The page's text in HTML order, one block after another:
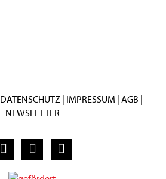
DATENSCHUTZ | IMPRESSUM | AGB |
NEWSLETTER
F
a
c
I
n
s
Y
o
u